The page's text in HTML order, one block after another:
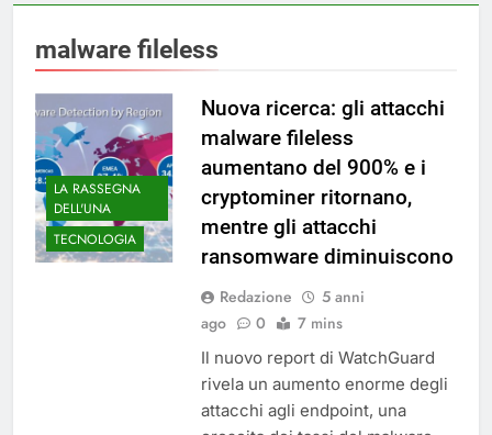
malware fileless
LA RASSEGNA
DELL'UNA
TECNOLOGIA
Nuova ricerca: gli attacchi
malware fileless
aumentano del 900% e i
cryptominer ritornano,
mentre gli attacchi
ransomware diminuiscono
Redazione
5 anni
ago
0 7 mins
Il nuovo report di WatchGuard
rivela un aumento enorme degli
attacchi agli endpoint, una